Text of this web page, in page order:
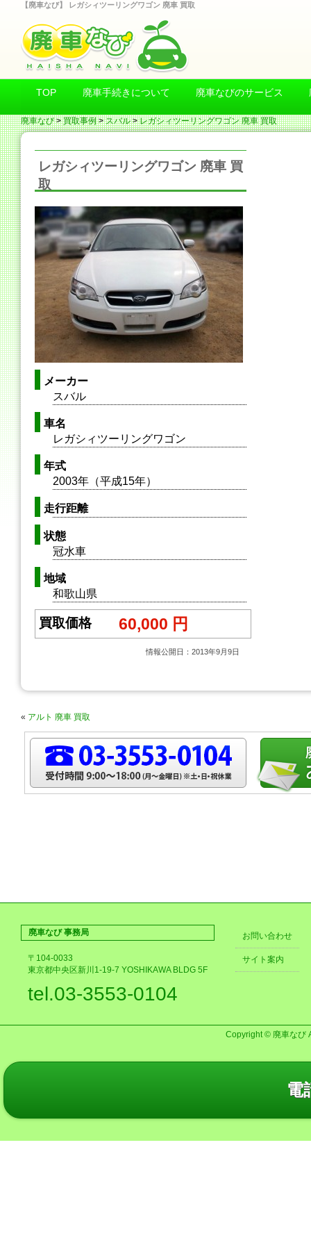
【廃車なび】 レガシィツーリングワゴン 廃車 買取
TOP 廃車手続きについて 廃車なびのサービス
廃車なび>買取事例>スバル>レガシィツーリングワゴン 廃車 買取
レガシィツーリングワゴン 廃車 買
取
メーカー
スバル
車名
レガシィツーリングワゴン
年式
2003年（平成15年）
走行距離
状態
冠水車
地域
和歌山県
買取価格 60,000 円
情報公開日：2013年9月9日
« アルト 廃車 買取
廃車なび 事務局
〒104-0033
東京都中央区新川1-19-7 YOSHIKAWA BLDG 5F
tel.03-3553-0104
お問い合わせ
サイト案内
Copyright © 廃車なび
電